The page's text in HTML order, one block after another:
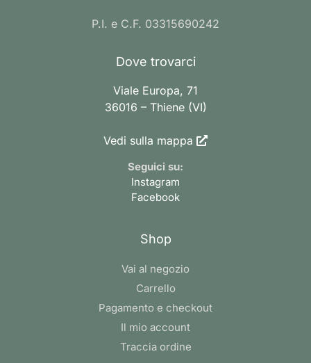
P.I. e C.F. 03315690242
Dove trovarci
Viale Europa, 71
36016 – Thiene (VI)
Vedi sulla mappa
Seguici su:
Instagram
Facebook
Shop
Vai al negozio
Carrello
Pagamento e checkout
Il mio account
Traccia ordine